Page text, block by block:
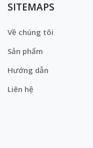
SITEMAPS
Về chúng tôi
Sản phẩm
Hướng dẫn
Liên hệ